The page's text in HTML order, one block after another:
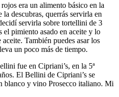
era un alimento básico en la
descubras, querrás servirla en
servirla sobre tortellini de 3
el pimiento asado en aceite y lo
También puedes asar los
un poco más de tiempo.
fue en Cipriani’s, en la 5ª
El Bellini de Cipriani’s se
blanco y vino Prosecco italiano. Mi